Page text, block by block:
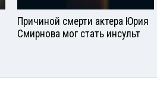
Причиной смерти актера Юрия
Смирнова мог стать инсульт